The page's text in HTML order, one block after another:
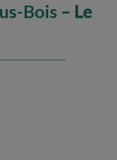
Bois – Le